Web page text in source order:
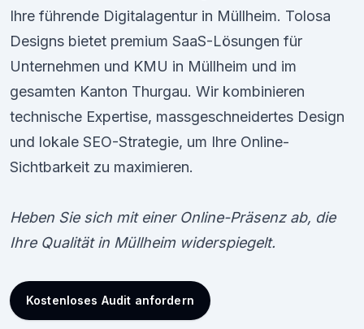
Ihre führende Digitalagentur in Müllheim. Tolosa
Designs bietet premium SaaS-Lösungen für
Unternehmen und KMU in Müllheim und im
gesamten Kanton Thurgau. Wir kombinieren
technische Expertise, massgeschneidertes Design
und lokale SEO-Strategie, um Ihre Online-
Sichtbarkeit zu maximieren.
Heben Sie sich mit einer Online-Präsenz ab, die
Ihre Qualität in Müllheim widerspiegelt.
Kostenloses Audit anfordern